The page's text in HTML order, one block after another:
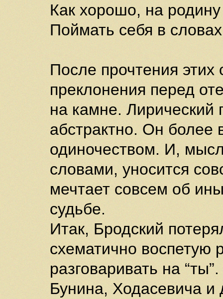
Как хорошо, на
Поймать себя в
После прочтения этих
преклонения перед
на камне. Лирический
абстрактно. Он более
одиночеством. И,
словами, уносится
мечтает совсем об
судьбе.
Итак, Бродский
схематично воспетую
разговаривать на
Бунина, Ходасевича и